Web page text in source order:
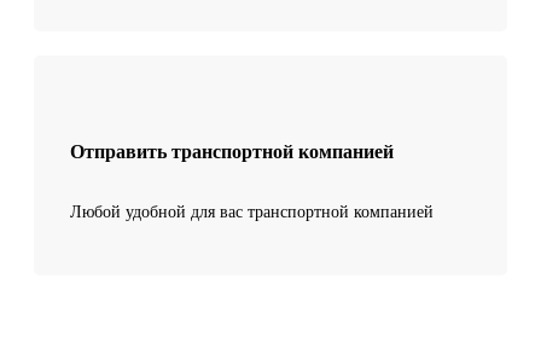
Отправить транспортной компанией
Любой удобной для вас транспортной компанией